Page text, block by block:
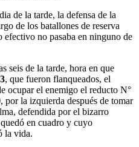
de la tarde, la defensa de la
de los batallones de reserva
no pasaba en ninguno de
seis de la tarde, hora en que
3, que fueron flanqueados, el
ocupar el enemigo el reducto N°
por la izquierda después de tomar
defendida por el bizarro
en cuadro y cuyo
la vida.